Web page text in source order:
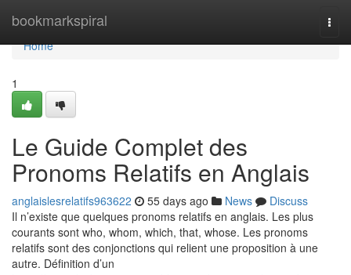
bookmarkspiral
Home
Home
1
Le Guide Complet des
Pronoms Relatifs en Anglais
anglaislesrelatifs963622 55 days ago News
Discuss
Il n’existe que quelques pronoms relatifs en anglais. Les plus
courants sont who, whom, which, that, whose. Les pronoms
relatifs sont des conjonctions qui relient une proposition à une
autre. Définition d’un